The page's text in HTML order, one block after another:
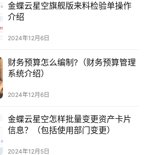
金蝶云星空旗舰版来料检验单操作
介绍
2024年12月6日
财务预算怎么编制?（财务预算管理
系统介绍）
2024年12月6日
金蝶云星空怎样批量变更资产卡片
信息？（包括使用部门变更）
2024年12月5日